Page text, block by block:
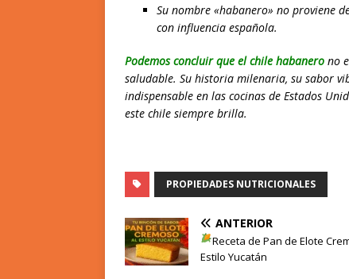
Su nombre «habanero» no proviene
con influencia española.
Podemos concluir que el chile habanero no
saludable. Su historia milenaria, su sabor
indispensable en las cocinas de Estados
este chile siempre brilla.
PROPIEDADES NUTRICIONALES
ANTERIOR
Receta de Pan de Elote
Estilo Yucatán